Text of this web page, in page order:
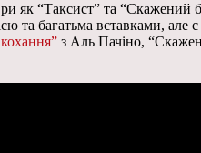
як “Таксист” та
та багатьма вставками, але
з Аль Пачіно,